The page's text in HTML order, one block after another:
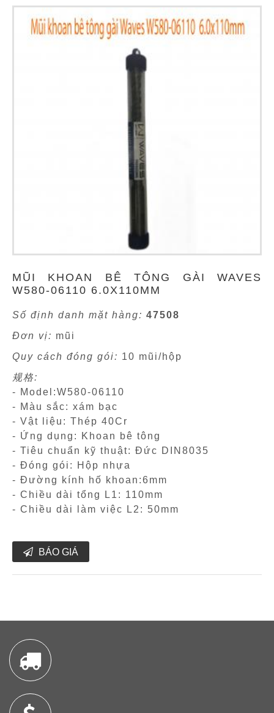
MŨI KHOAN BÊ TÔNG GÀI WAVES
W580-06110 6.0X110MM
Số định danh mặt hàng: 47508
Đơn vị: mũi
Quy cách đóng gói: 10 mũi/hộp
规格:
- Model:W580-06110
- Màu sắc: xám bạc
- Vật liệu: Thép 40Cr
- Ứng dụng: Khoan bê tông
- Tiêu chuẩn kỹ thuật: Đức DIN8035
- Đóng gói: Hộp nhựa
- Đường kính hố khoan:6mm
- Chiều dài tổng L1: 110mm
- Chiều dài làm việc L2: 50mm
BÁO GIÁ